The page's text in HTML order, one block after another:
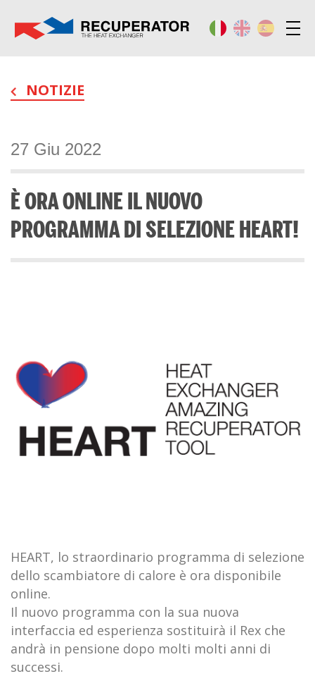
NOTIZIE
27 Giu 2022
È ORA ONLINE IL NUOVO
PROGRAMMA DI SELEZIONE HEART!
HEART, lo straordinario programma di selezione
dello scambiatore di calore è ora disponibile
online.
Il nuovo programma con la sua nuova
interfaccia ed esperienza sostituirà il Rex che
andrà in pensione dopo molti molti anni di
successi.